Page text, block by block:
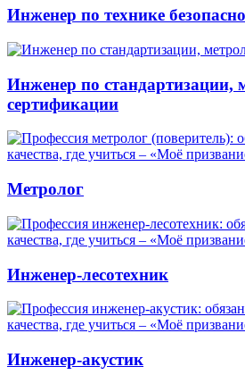
Инженер по технике
Инженер по стандартизации,
сертификации
Метролог
Инженер-лесотехник
Инженер-акустик